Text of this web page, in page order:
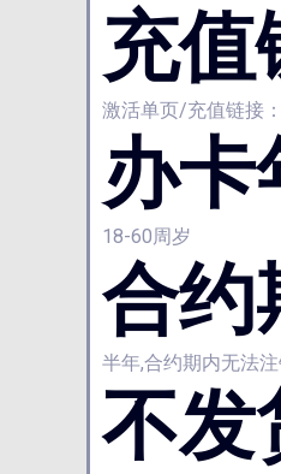
充值
激活单页/充值链接
办卡
18-60周岁
合约
半年,合约期内无法
不发